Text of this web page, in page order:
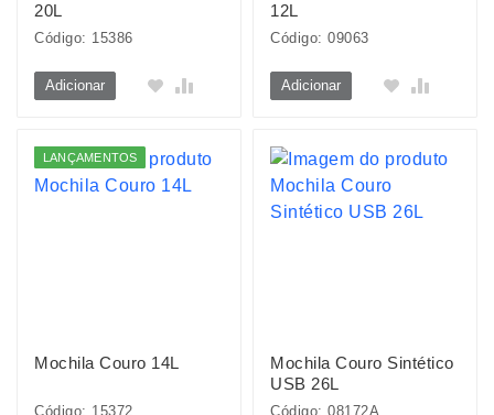
20L
Código: 15386
Adicionar
12L
Código: 09063
Adicionar
LANÇAMENTOS
Mochila Couro 14L
Código: 15372
Mochila Couro Sintético
USB 26L
Código: 08172A